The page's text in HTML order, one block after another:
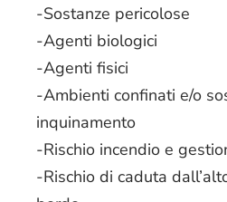
-Sostanze pericolose
-Agenti biologici
-Agenti fisici
-Ambienti confinati e/o
inquinamento
-Rischio incendio e
-Rischio di caduta